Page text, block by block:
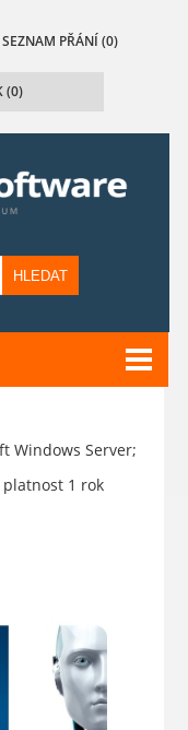
SEZNAM PŘÁNÍ (0)
(0)
HLEDAT
Windows Server;
1 rok